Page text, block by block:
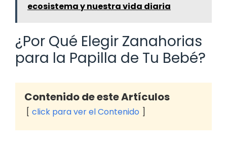
ecosistema y nuestra vida diaria
¿Por Qué Elegir Zanahorias
para la Papilla de Tu Bebé?
Contenido de este Artículos
click para ver el Contenido